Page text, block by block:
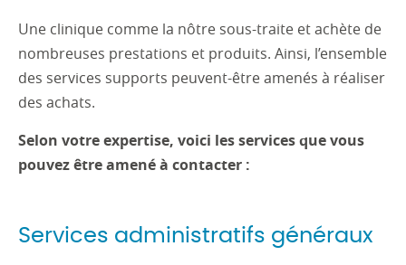
Une clinique comme la nôtre sous-traite et achète de
nombreuses prestations et produits. Ainsi, l’ensemble
des services supports peuvent-être amenés à réaliser
des achats.
Selon votre expertise, voici les services que vous
pouvez être amené à contacter :
Services administratifs généraux